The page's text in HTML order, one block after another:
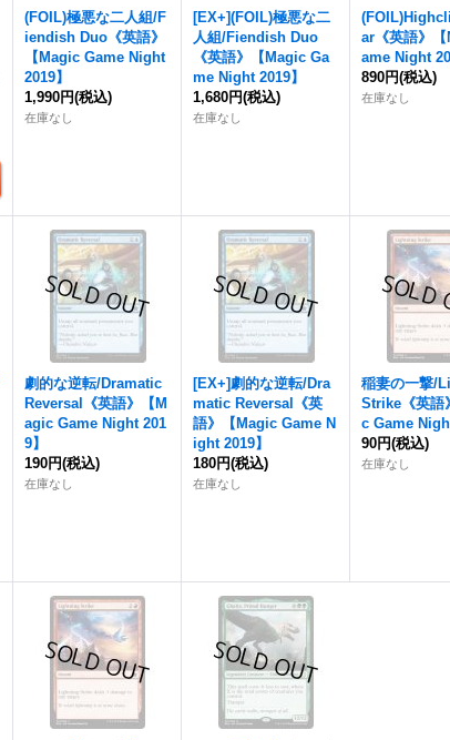
(FOIL)極悪な二人組/F
iendish Duo《英語》
【Magic Game Night
2019】
1,990円(税込)
在庫なし
[EX+](FOIL)極悪な二
人組/Fiendish Duo
《英語》【Magic Ga
me Night 2019】
1,680円(税込)
在庫なし
ar《英語》
ame Night
890円(税込)
在庫なし
劇的な逆転/Dramatic
Reversal《英語》【M
agic Game Night 201
9】
190円(税込)
在庫なし
[EX+]劇的な逆転/Dra
matic Reversal《英
語》【Magic Game N
ight 2019】
180円(税込)
在庫なし
稲妻の一撃/
Strike《英語
c Game
90円(税込)
在庫なし